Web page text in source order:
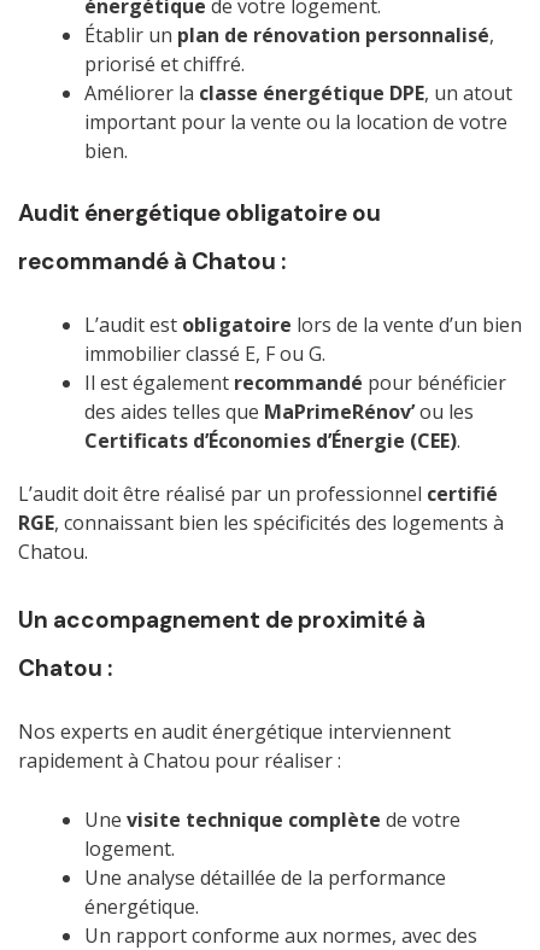
énergétique de votre logement.
Établir un plan de rénovation personnalisé,
priorisé et chiffré.
Améliorer la classe énergétique DPE, un atout
important pour la vente ou la location de votre
bien.
Audit énergétique obligatoire ou
recommandé à Chatou :
L’audit est obligatoire lors de la vente d’un bien
immobilier classé E, F ou G.
Il est également recommandé pour bénéficier
des aides telles que MaPrimeRénov’ou les
Certificats d’Économies d’Énergie (CEE).
L’audit doit être réalisé par un professionnel certifié
RGE, connaissant bien les spécificités des logements à
Chatou.
Un accompagnement de proximité à
Chatou :
Nos experts en audit énergétique interviennent
rapidement à Chatou pour réaliser :
Une visite technique complète de votre
logement.
Une analyse détaillée de la performance
énergétique.
Un rapport conforme aux normes, avec des